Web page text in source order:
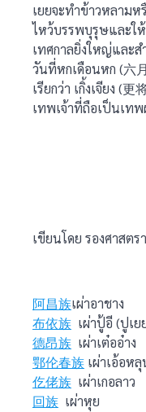
เยยจะทำข้าวหลาม
ไหว้บรรพบุรุษและใ
เทศกาลยิ่งใหญ่และ
วันที่หกเดือนหก (六
เรียกว่า เกิ้งเจียง (
เทพเจ้าที่ถือเป็นเทพ
เขียนโดย รองศาสต
阿昌族เผ่าอาชาง
布依族 เผ่าปู้อี (ปูเย
德昂族 เผ่าเต๋ออ๋าง
鄂伦春族 เผ่าเอ้อห
仡佬族 เผ่าเกอลาว
回族 เผ่าหุย